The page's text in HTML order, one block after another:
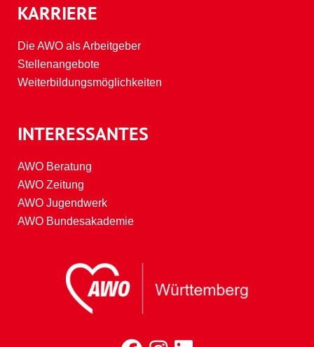
KARRIERE
Die AWO als Arbeitgeber
Stellenangebote
Weiterbildungsmöglichkeiten
INTERESSANTES
AWO Beratung
AWO Zeitung
AWO Jugendwerk
AWO Bundesakademie